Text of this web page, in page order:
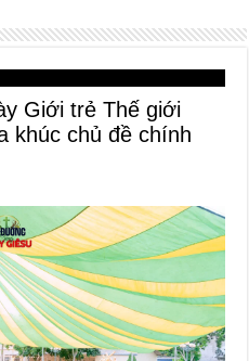
Giới trẻ Thế giới
khúc chủ đề chính